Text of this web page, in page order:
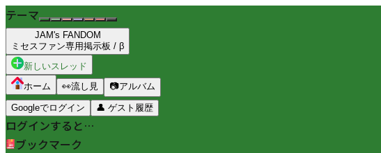
テーマ
JAM's FANDOM
ミセスファン専用掲示板 / β
新しいスレッド
ホーム
👀流し見 📷アルバム
Googleでログイン 👤 ゲスト履歴
ログインすると…
ブックマーク